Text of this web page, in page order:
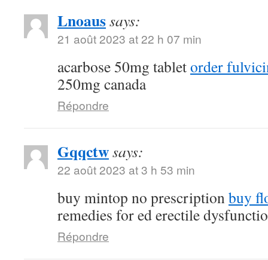
Lnoaussays:
21 août 2023 at 22 h 07 min
acarbose 50mg tabletorder
250mg canada
Répondre
Gqqctwsays:
22 août 2023 at 3 h 53 min
buy mintop no prescriptionbuy
remedies for ed erectile
Répondre